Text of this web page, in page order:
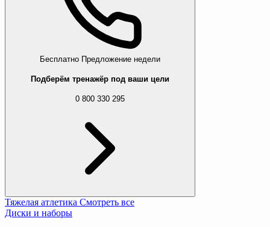
Бесплатно Предложение недели
Подберём тренажёр под ваши цели
0 800 330 295
Тяжелая атлетика Смотреть все
Диски и наборы